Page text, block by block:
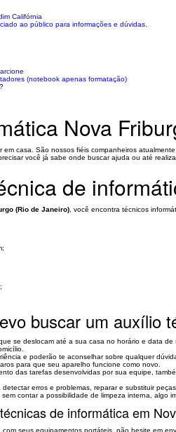
Califórnia
ao público para informações e dúvidas.
(notebook apenas formatação)
Nova
casa. São nossos fiéis companheiros
você já sabe onde buscar ajuda ou até
de
(Rio de Janeiro) , você encontra técnicos
buscar um auxílio
se deslocam até a sua casa no horário e data
e poderão te aconselhar sobre qualquer
para que seu aparelho funcione como novo.
das tarefas desenvolvidas por sua equipe,
erros e problemas, reparar e substituir
contar a possibilidade de limpeza interna, algo
de informática em
seus equipamentos portáteis, não hesite em